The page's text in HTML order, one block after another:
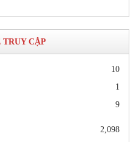
CẬP
10
1
9
2,098